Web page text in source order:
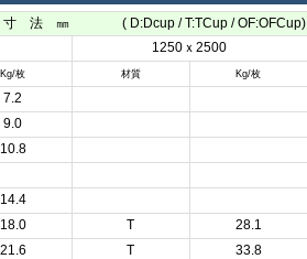
法 ㎜ ( D:Dcup / T:TCup / OF:OFCup)
1250ｘ2500
Kg/枚 材質 Kg/枚
7.2
9.0
10.8
14.4
18.0 T
28.1
21.6 T
33.8